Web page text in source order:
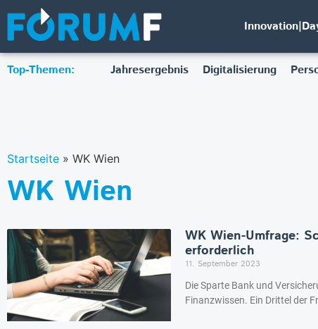
Top-Themen: Jahresergebnis Digitalisierung
Startseite » WK Wien
WK Wien
WK Wien-Umfrage:
erforderlich
11. September 2023
Die Sparte Bank und
Finanzwissen. Ein Drittel der